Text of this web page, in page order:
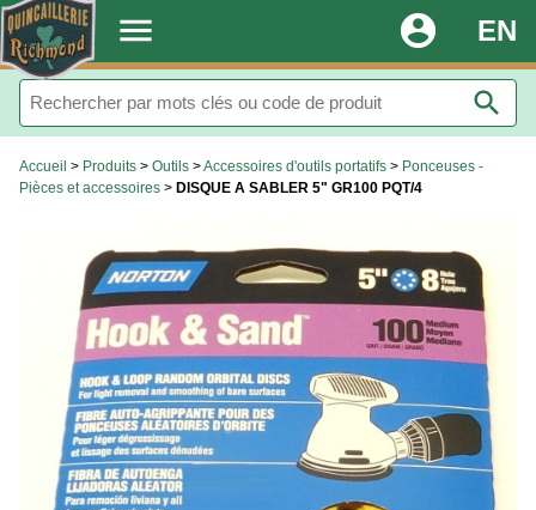
. menu EN
account_circle
search
Accueil > Produits > Outils >Accessoires d'outils portatifs > Ponceuses -
Pièces et accessoires > DISQUE A SABLER 5" GR100 PQT/4